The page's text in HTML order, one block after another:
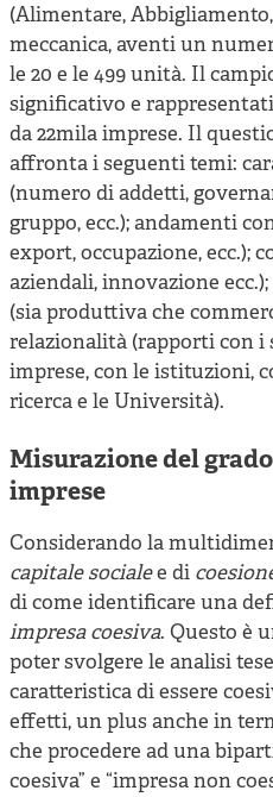
(Alimentare,
meccanica, aventi un
le 20 e le 499 unità. Il
significativo e
da 22mila imprese. Il
affronta i seguenti temi:
(numero di addetti,
gruppo, ecc.); andamenti
export, occupazione, ecc.);
aziendali, innovazione
(sia produttiva che
relazionalità (rapporti con
imprese, con le istituzioni,
ricerca e le Università).
Misurazione del
imprese
Considerando la
capitale socialee di
di come identificare una
impresa coesiva. Questo è
poter svolgere le analisi
caratteristica di essere
effetti, un plus anche in
che procedere ad una
coesiva” e “impresa non